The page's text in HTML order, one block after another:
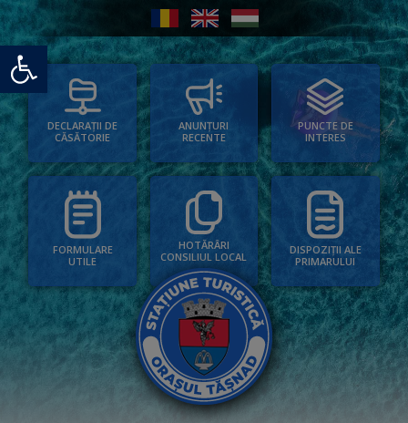
Deschide bara de unelte
DECLARAȚII DE
CĂSĂTORIE
ANUNȚURI
RECENTE
PUNCTE DE
INTERES
FORMULARE
UTILE
HOTĂRÂRI
CONSILIUL LOCAL
DISPOZIȚII ALE
PRIMARULUI